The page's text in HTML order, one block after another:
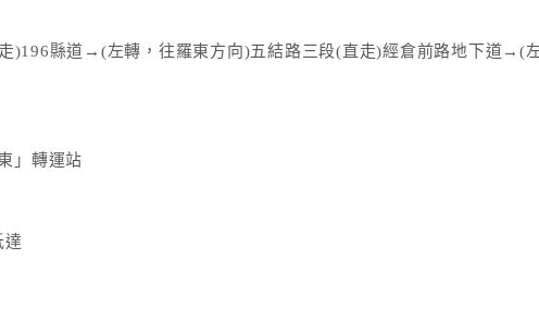
縣道→(左轉，往羅東方向)五結路三段(直走)經倉前路地下道→(
」轉運站
達